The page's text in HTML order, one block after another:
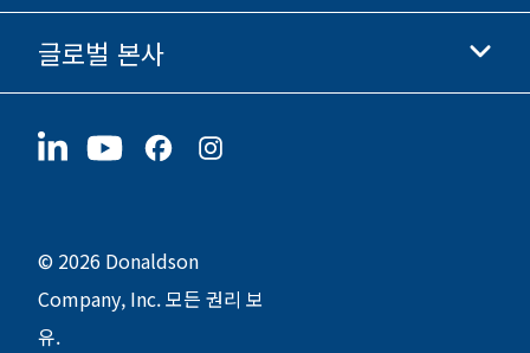
윤리 및 준법 경영
채용 정보
투자자 정보
협력업체
지속가능성
글로벌 본사
1400 W 94th Street
© 2026 Donaldson
Company, Inc. 모든 권리 보
유.